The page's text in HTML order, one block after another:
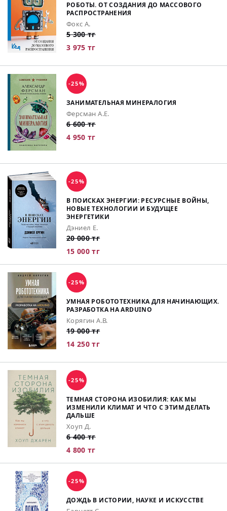
РОБОТЫ. ОТ СОЗДАНИЯ ДО МАССОВОГО
РАСПРОСТРАНЕНИЯ
Фокс А.
5 300 тг
3 975 тг
-25%
ЗАНИМАТЕЛЬНАЯ МИНЕРАЛОГИЯ
Ферсман А.Е.
6 600 тг
4 950 тг
-25%
В ПОИСКАХ ЭНЕРГИИ: РЕСУРСНЫЕ ВОЙНЫ,
НОВЫЕ ТЕХНОЛОГИИ И БУДУЩЕЕ
ЭНЕРГЕТИКИ
Дэниел Е.
20 000 тг
15 000 тг
-25%
УМНАЯ РОБОТОТЕХНИКА ДЛЯ НАЧИНАЮЩИХ.
РАЗРАБОТКА НА ARDUINO
Корягин А.В.
19 000 тг
14 250 тг
-25%
ТЕМНАЯ СТОРОНА ИЗОБИЛИЯ: КАК МЫ
ИЗМЕНИЛИ КЛИМАТ И ЧТО С ЭТИМ ДЕЛАТЬ
ДАЛЬШЕ
Хоуп Д.
6 400 тг
4 800 тг
-25%
ДОЖДЬ В ИСТОРИИ, НАУКЕ И ИСКУССТВЕ